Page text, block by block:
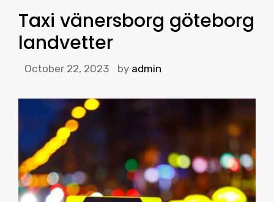
Taxi vänersborg göteborg
landvetter
October 22, 2023 by admin